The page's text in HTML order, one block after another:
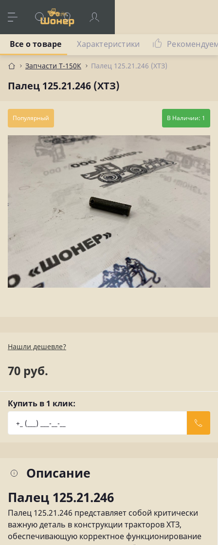
Запчасти Т-150К Палец 125.21.246 (ХТЗ)
Палец 125.21.246 (ХТЗ)
Все о товаре Характеристики
Популярный В Наличии: 1
Нашли дешевле?
70 руб.
Купить в 1 клик:
Описание
Палец 125.21.246
Палец 125.21.246 представляет собой критически
важную деталь в конструкции тракторов ХТЗ,
обеспечивающую корректное функционирование